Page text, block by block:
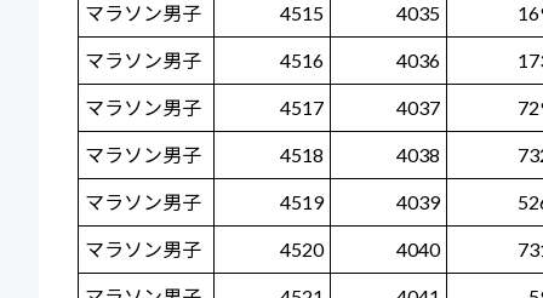
マラソン男子 4515 4035
マラソン男子 4516 4036
マラソン男子 4517 4037
マラソン男子 4518 4038
マラソン男子 4519 4039
マラソン男子 4520 4040